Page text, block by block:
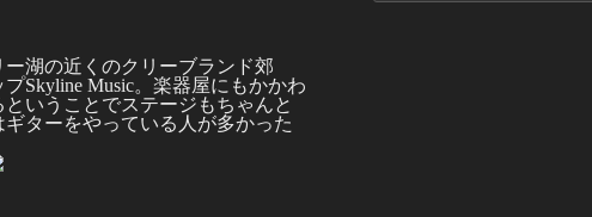
湖の近くのクリーブランド郊
Skyline Music。楽器屋にもかかわ
いうことでステージもちゃんと
ターをやっている人が多かった